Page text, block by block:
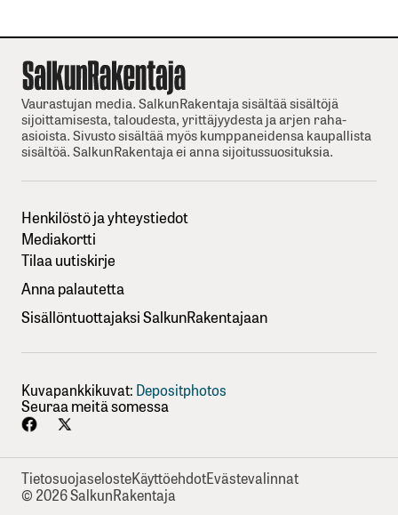
Vaurastujan media. SalkunRakentaja sisältää sisältöjä
sijoittamisesta, taloudesta, yrittäjyydesta ja arjen raha-
asioista. Sivusto sisältää myös kumppaneidensa kaupallista
sisältöä. SalkunRakentaja ei anna sijoitussuosituksia.
Henkilöstö ja yhteystiedot
Mediakortti
Tilaa uutiskirje
Anna palautetta
Sisällöntuottajaksi SalkunRakentajaan
Kuvapankkikuvat: Depositphotos
Seuraa meitä somessa
TietosuojaselosteKäyttöehdotEvästevalinnat
© 2026 SalkunRakentaja